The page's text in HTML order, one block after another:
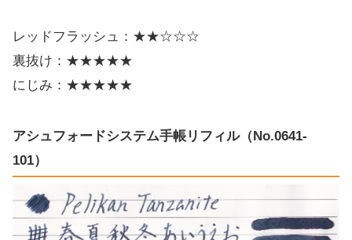
レッドフラッシュ：★★☆☆☆
裏抜け：★★★★★
にじみ：★★★★★
アシュフォードシステム手帳リフィル（No.0641-
101）